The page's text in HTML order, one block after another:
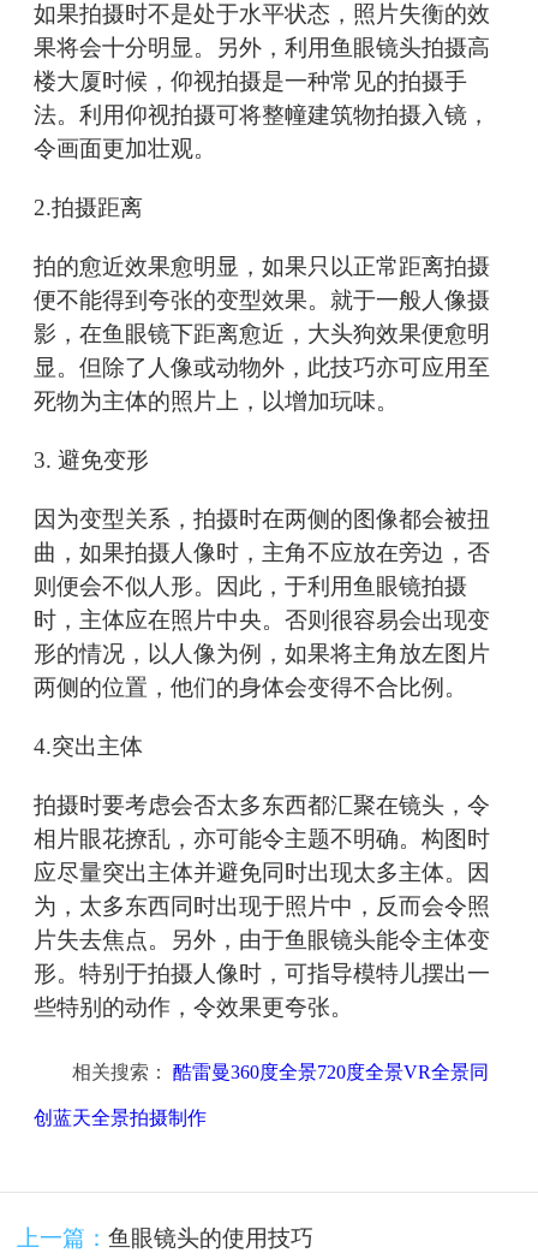
如果拍摄时不是处于水平状态，照片失衡的效
果将会十分明显。另外，利用鱼眼镜头拍摄高
楼大厦时候，仰视拍摄是一种常见的拍摄手
法。利用仰视拍摄可将整幢建筑物拍摄入镜，
令画面更加壮观。
2.拍摄距离
拍的愈近效果愈明显，如果只以正常距离拍摄
便不能得到夸张的变型效果。就于一般人像摄
影，在鱼眼镜下距离愈近，大头狗效果便愈明
显。但除了人像或动物外，此技巧亦可应用至
死物为主体的照片上，以增加玩味。
3. 避免变形
因为变型关系，拍摄时在两侧的图像都会被扭
曲，如果拍摄人像时，主角不应放在旁边，否
则便会不似人形。因此，于利用鱼眼镜拍摄
时，主体应在照片中央。否则很容易会出现变
形的情况，以人像为例，如果将主角放左图片
两侧的位置，他们的身体会变得不合比例。
4.突出主体
拍摄时要考虑会否太多东西都汇聚在镜头，令
相片眼花撩乱，亦可能令主题不明确。构图时
应尽量突出主体并避免同时出现太多主体。因
为，太多东西同时出现于照片中，反而会令照
片失去焦点。另外，由于鱼眼镜头能令主体变
形。特别于拍摄人像时，可指导模特儿摆出一
些特别的动作，令效果更夸张。
相关搜索： 酷雷曼360度全景720度全景VR全景同
创蓝天全景拍摄制作
上一篇： 鱼眼镜头的使用技巧